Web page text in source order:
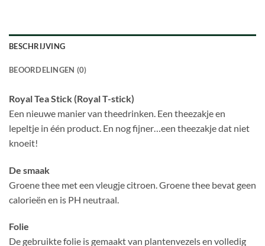
BESCHRIJVING
BEOORDELINGEN (0)
Royal Tea Stick (Royal T-stick)
Een nieuwe manier van theedrinken. Een theezakje en
lepeltje in één product. En nog fijner…een theezakje dat niet
knoeit!
De smaak
Groene thee met een vleugje citroen. Groene thee bevat geen
calorieën en is PH neutraal.
Folie
De gebruikte folie is gemaakt van plantenvezels en volledig